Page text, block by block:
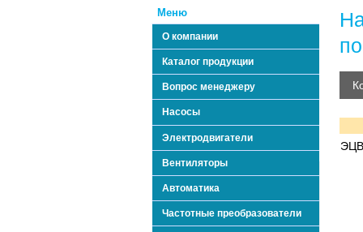
Меню
О компании
Каталог продукции
Вопрос менеджеру
Насосы
Электродвигатели
Вентиляторы
Автоматика
Частотные преобразователи